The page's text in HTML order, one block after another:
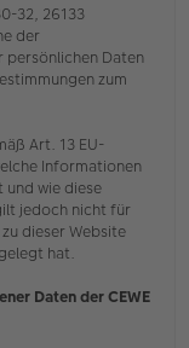
32, 26133
der
persönlichen Daten
zum
Art. 13 EU-
Informationen
und wie diese
jedoch nicht für
dieser Website
hat.
Daten der CEWE